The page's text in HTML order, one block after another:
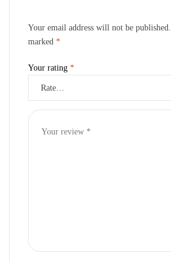
Your email address will not be published.
marked *
Your rating *